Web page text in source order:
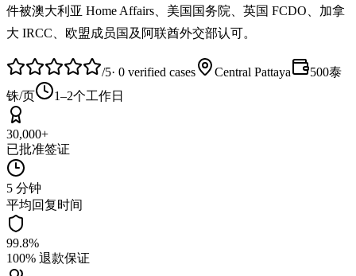
件被澳大利亚 Home Affairs、美国国务院、英国 FCDO、加拿
大 IRCC、欧盟成员国及阿联酋外交部认可。
/5· 0 verified cases Central Pattaya
500泰
铢/页
1–2个工作日
30,000+
已批准签证
5 分钟
平均回复时间
99.8%
100% 退款保证